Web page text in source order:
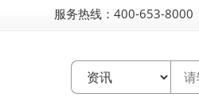
服务热线：400-653-8000